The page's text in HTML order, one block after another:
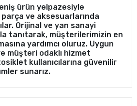
ürün yelpazesiyle
ve aksesuarlarında
Orijinal ve yan sanayi
tanıtarak, müşterilerimizin en
yardımcı oluruz. Uygun
müşteri odaklı hizmet
kullanıcılarına güvenilir
sunarız.